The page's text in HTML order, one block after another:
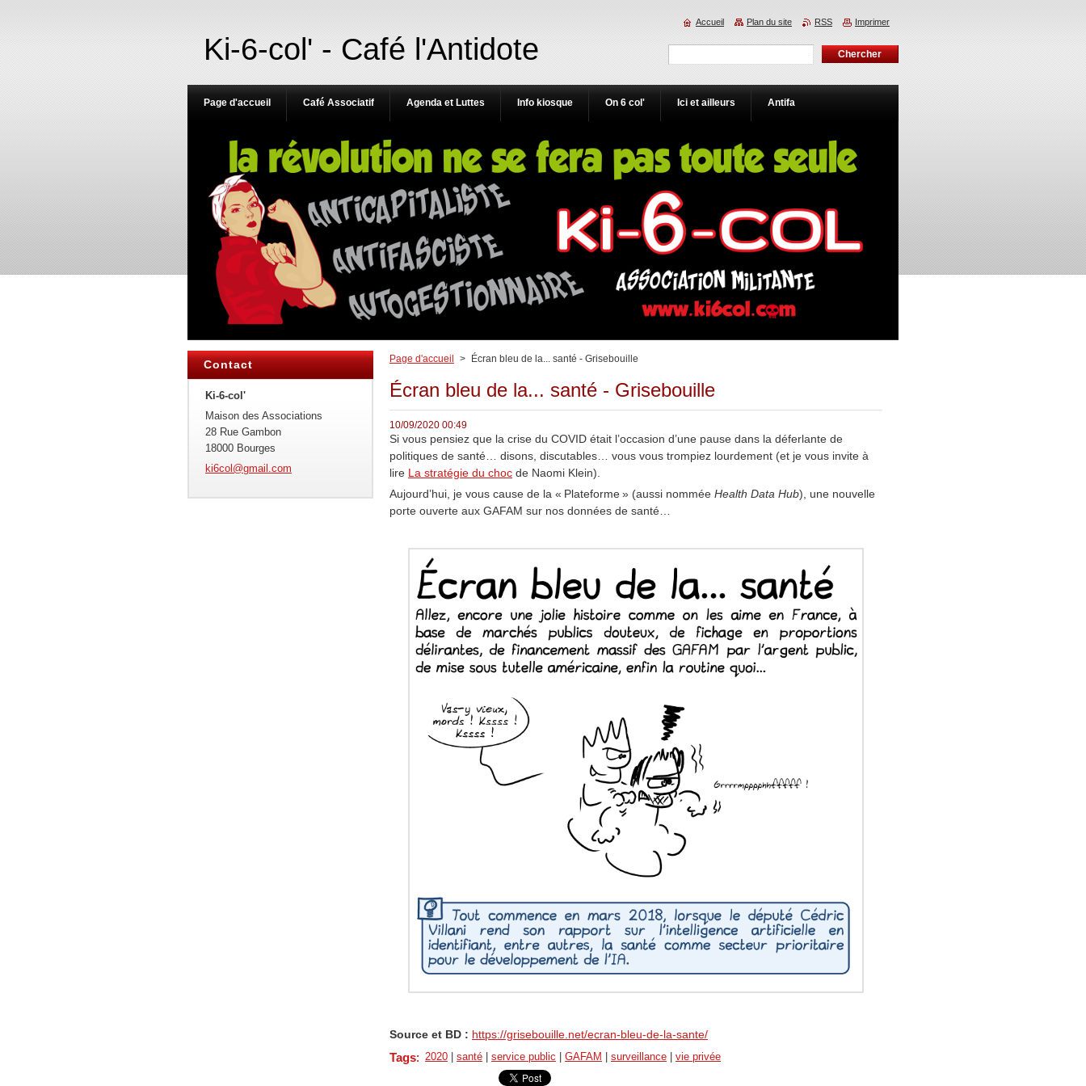
Ki-6-col' - Café l'Antidote
Page d'accueil > Écran bleu de la... santé - Grisebouille
Écran bleu de la... santé - Grisebouille
10/09/2020 00:49
Si vous pensiez que la crise du COVID était l’occasion d’une pause dans la déferlante de
politiques de santé… disons, discutables… vous vous trompiez lourdement (et je vous invite à
lire La stratégie du choc de Naomi Klein).
Aujourd’hui, je vous cause de la « Plateforme » (aussi nommée Health Data Hub), une nouvelle
porte ouverte aux GAFAM sur nos données de santé…
Source et BD : https://grisebouille.net/ecran-bleu-de-la-sante/
Tags: 2020 santé service public GAFAM surveillance vie privée
Contact
Ki-6-col'
Maison des Associations
28 Rue Gambon
18000 Bourges
ki6col@gmail.com
Page d'accueil Café Associatif Agenda et Luttes Info kiosque On 6 col' Ici et ailleurs Antifa
Accueil Plan du site RSS Imprimer